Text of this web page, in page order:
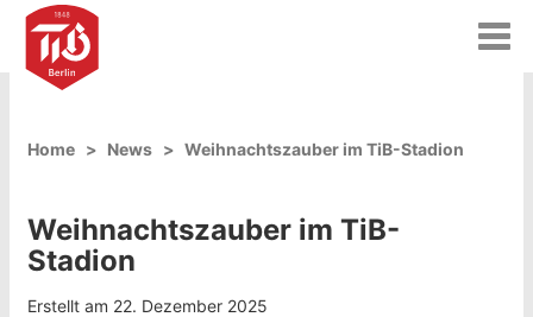
T
o
Home News Weihnachtszauber im TiB-Stadion
Weihnachtszauber im TiB-
Stadion
Erstellt am 22. Dezember 2025